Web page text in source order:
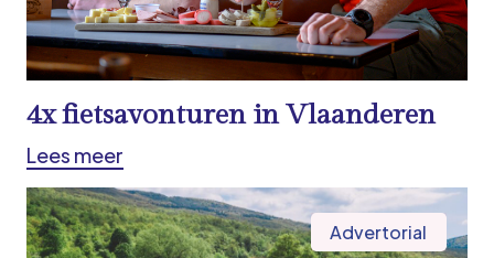
4x fietsavonturen in Vlaanderen
Lees meer
Advertorial